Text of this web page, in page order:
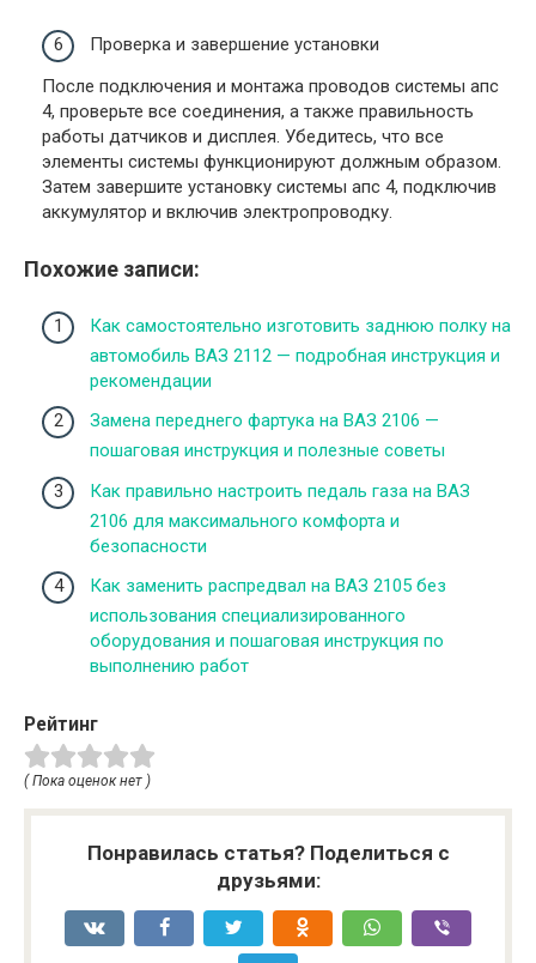
Проверка и завершение установки
После подключения и монтажа проводов системы апс
4, проверьте все соединения, а также правильность
работы датчиков и дисплея. Убедитесь, что все
элементы системы функционируют должным образом.
Затем завершите установку системы апс 4, подключив
аккумулятор и включив электропроводку.
Похожие записи:
Как самостоятельно изготовить заднюю полку на
автомобиль ВАЗ 2112 — подробная инструкция и
рекомендации
Замена переднего фартука на ВАЗ 2106 —
пошаговая инструкция и полезные советы
Как правильно настроить педаль газа на ВАЗ
2106 для максимального комфорта и
безопасности
Как заменить распредвал на ВАЗ 2105 без
использования специализированного
оборудования и пошаговая инструкция по
выполнению работ
Рейтинг
( Пока оценок нет )
Понравилась статья? Поделиться с
друзьями: